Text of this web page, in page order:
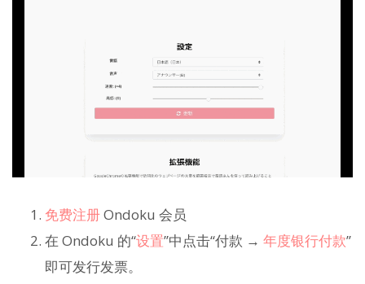
免费注册Ondoku 会员
在 Ondoku 的“设置”中点击“付款 → 年度银行付款”
即可发行发票。